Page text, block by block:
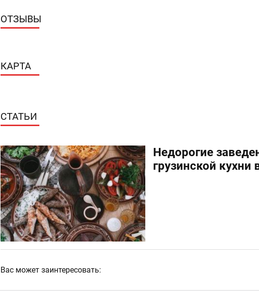
ОТЗЫВЫ
КАРТА
СТАТЬИ
Недорогие
грузинской кухни
Ваc может заинтересовать: